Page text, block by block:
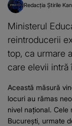
Redacția Știrile
Ministerul
reintroducerii
top, ca urmare
care elevii intră
Această măsură
locuri au rămas
nivel național. Cele
București, urmate